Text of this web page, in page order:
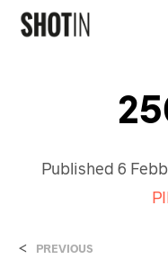
Published 6
< PREVIOUS